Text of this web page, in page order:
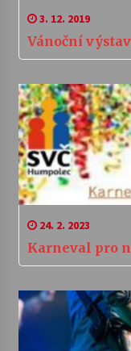
3. 12. 2019
Vánoční
24. 2. 2023
Karneval pro